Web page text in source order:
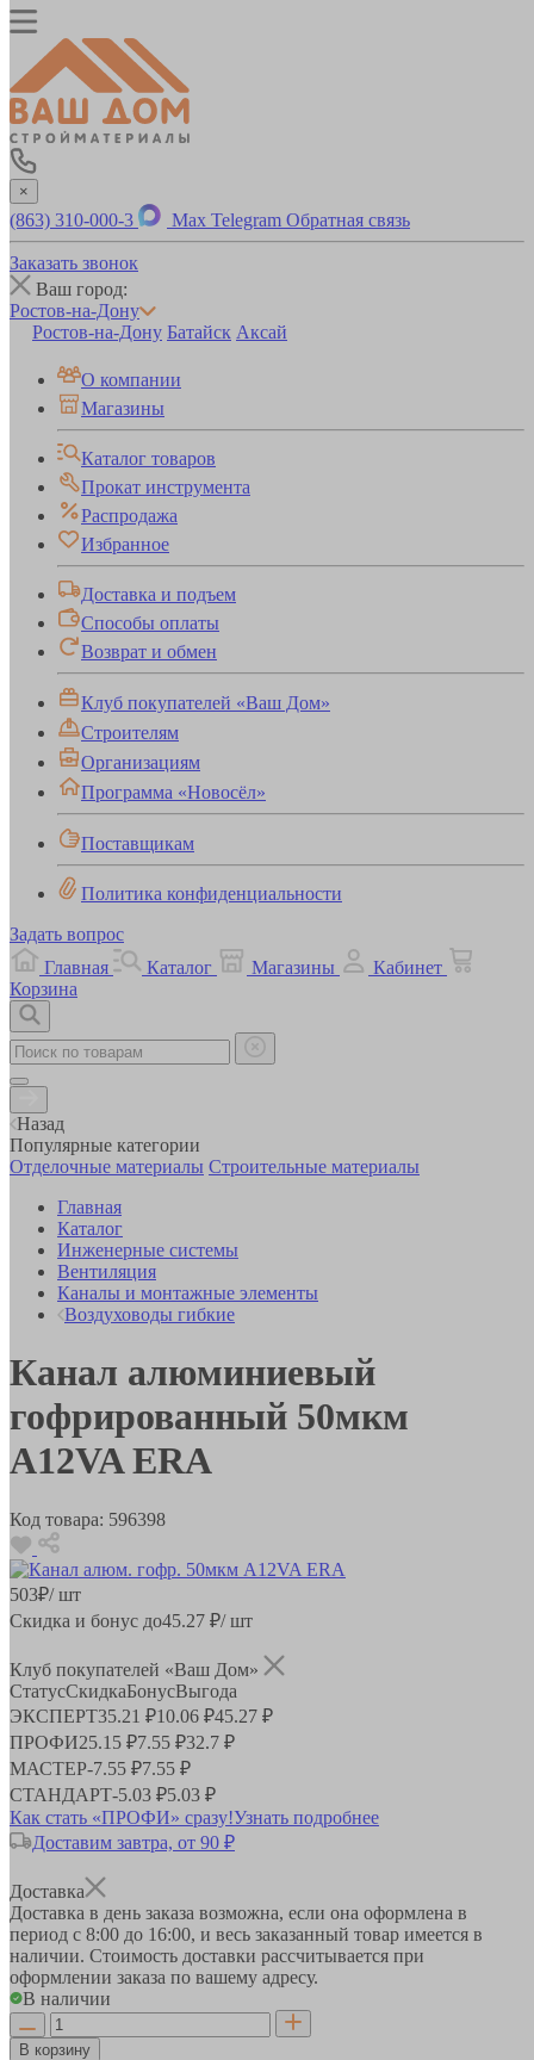
×
(863) 310-000-3 Max Telegram Обратная связь
Заказать звонок
Ваш город:
Ростов-на-Дону
Ростов-на-Дону Батайск Аксай
О компании
Магазины
Каталог товаров
Прокат инструмента
Распродажа
Избранное
Доставка и подъем
Способы оплаты
Возврат и обмен
Клуб покупателей «Ваш Дом»
Строителям
Организациям
Программа «Новосёл»
Поставщикам
Политика конфиденциальности
Задать вопрос
Главная
Каталог Магазины
Кабинет
Корзина
Назад
Популярные категории
Отделочные материалы Строительные материалы
Главная
Каталог
Инженерные системы
Вентиляция
Каналы и монтажные элементы
Воздуховоды гибкие
Канал алюминиевый
гофрированный 50мкм
A12VA ERA
Код товара: 596398
503₽/ шт
Скидка и бонус до45.27 ₽/ шт
Клуб покупателей «Ваш Дом»
СтатусСкидкаБонусВыгода
ЭКСПЕРТ35.21 ₽10.06 ₽45.27 ₽
ПРОФИ25.15 ₽7.55 ₽32.7 ₽
МАСТЕР-7.55 ₽7.55 ₽
СТАНДАРТ-5.03 ₽5.03 ₽
Как стать «ПРОФИ» сразу!Узнать подробнее
Доставим завтра, от 90 ₽
Доставка
Доставка в день заказа возможна, если она оформлена в
период с 8:00 до 16:00, и весь заказанный товар имеется в
наличии. Стоимость доставки рассчитывается при
оформлении заказа по вашему адресу.
В наличии
В корзину